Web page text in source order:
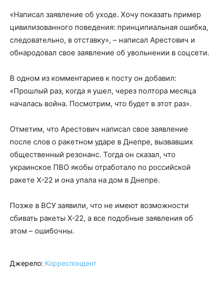
«Написал заявление об уходе. Хочу показать пример
цивилизованного поведения: принципиальная ошибка,
следовательно, в отставку», – написал Арестович и
обнародовал свое заявление об увольнении в соцсети.
В одном из комментариев к посту он добавил:
«Прошлый раз, когда я ушел, через полтора месяца
началась война. Посмотрим, что будет в этот раз».
Отметим, что Арестович написал свое заявление
после слов о ракетном ударе в Днепре, вызвавших
общественный резонанс. Тогда он сказал, что
украинское ПВО якобы отработало по российской
ракете Х-22 и она упала на дом в Днепре.
Позже в ВСУ заявили, что не имеют возможности
сбивать ракеты Х-22, а все подобные заявления об
этом – ошибочны.
Джерело: Корреспондент